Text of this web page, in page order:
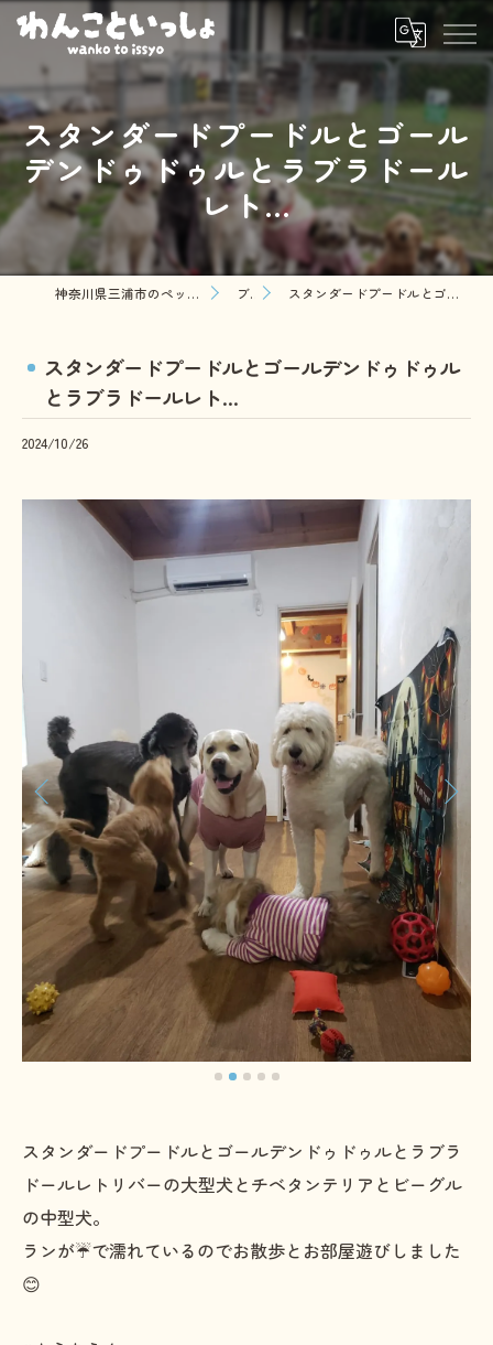
スタンダードプードルとゴール
デンドゥドゥルとラブラドール
レト...
神奈川県三浦市のペットシッターならわんこといっしょ ブログ スタンダードプードルとゴールデンドゥドゥルとラブラドールレト...
スタンダードプードルとゴールデンドゥドゥル
とラブラドールレト...
2024/10/26
スタンダードプードルとゴールデンドゥドゥルとラブラ
ドールレトリバーの大型犬とチベタンテリアとビーグル
の中型犬。
ランが☔で濡れているのでお散歩とお部屋遊びしました
😊